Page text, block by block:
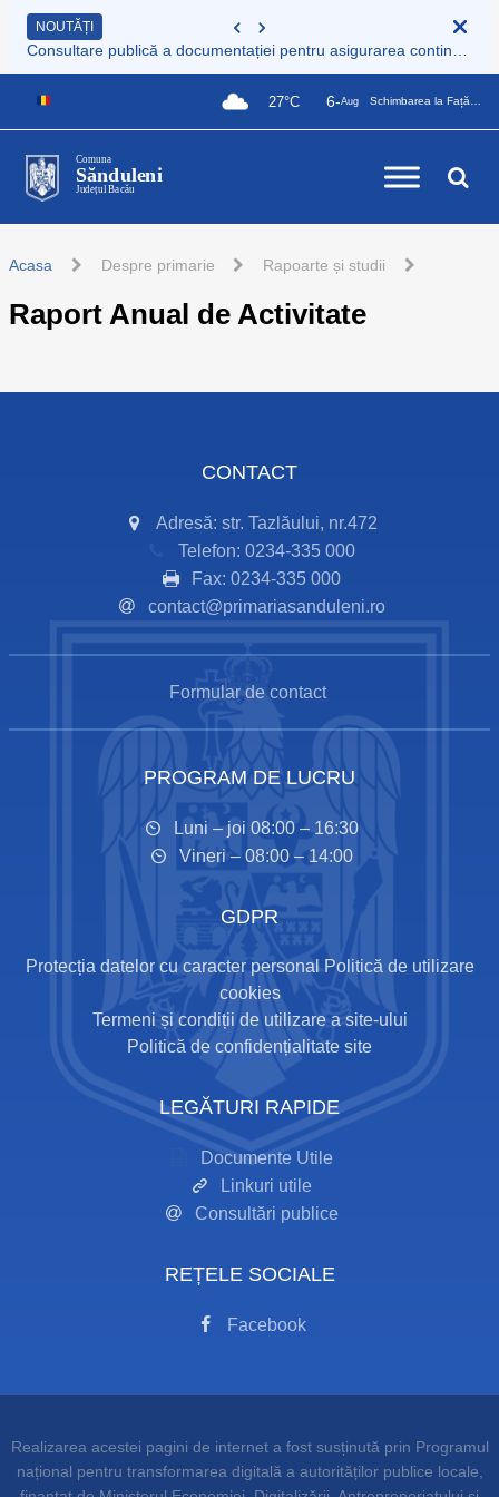
NOUTĂȚI
27°C 6-Aug
Comuna
Sănduleni
Județul Bacău
Acasa Despre primarie Rapoarte și studii
Raport Anual de Activitate
CONTACT
Adresă: str. Tazlăului, nr.472
Telefon: 0234-335 000
Fax: 0234-335 000
contact@primariasanduleni.ro
Formular de contact
PROGRAM DE LUCRU
Luni – joi 08:00 – 16:30
Vineri – 08:00 – 14:00
GDPR
Protecția datelor cu caracter personal
Politică de utilizare
cookies
Termeni și condiții de utilizare a site-ului
Politică de confidențialitate site
LEGĂTURI RAPIDE
Documente Utile
Linkuri utile
Consultări publice
REȚELE SOCIALE
Facebook
Realizarea acestei pagini de internet a fost susținută prin Programul
național pentru transformarea digitală a autorităților publice locale,